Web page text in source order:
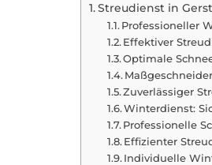
Streudienst in
Professioneller
Effektiver
Optimale
Zuverlässiger
Winterdienst:
Professionelle
Effizienter
Individuelle